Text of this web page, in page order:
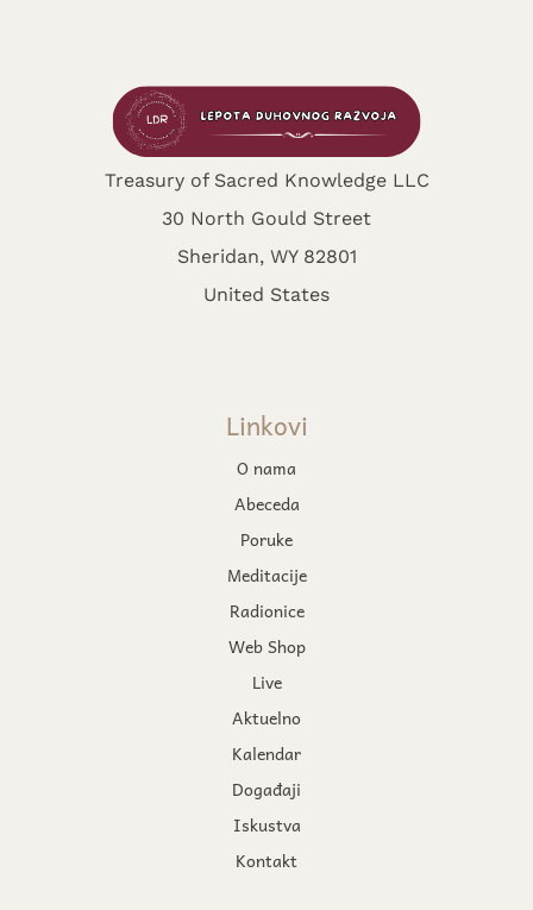
Treasury of Sacred Knowledge LLC
30 North Gould Street
Sheridan, WY 82801
United States
Linkovi
O nama
Abeceda
Poruke
Meditacije
Radionice
Web Shop
Live
Aktuelno
Kalendar
Događaji
Iskustva
Kontakt